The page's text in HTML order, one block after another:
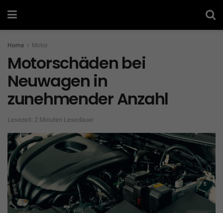
Home Motor
Motorschäden bei
Neuwagen in
zunehmender Anzahl
Lesezeit: 2 Minuten Lesedauer